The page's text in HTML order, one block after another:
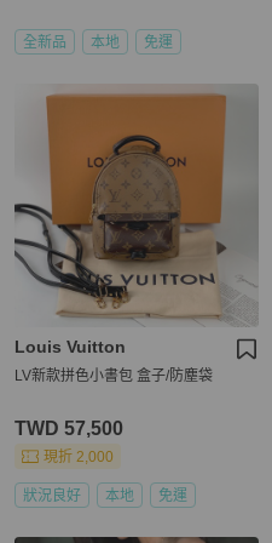
全新品 本地 免運
Louis Vuitton
LV新款拼色小書包 盒子/防塵袋
TWD 57,500
現折 2,000
狀況良好 本地 免運